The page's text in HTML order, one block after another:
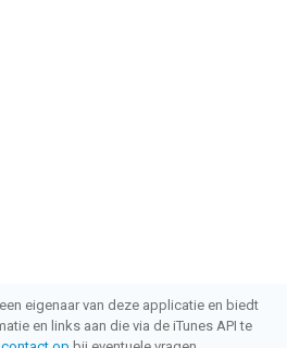
eigenaar van deze applicatie en biedt
en links aan die via de iTunes API te